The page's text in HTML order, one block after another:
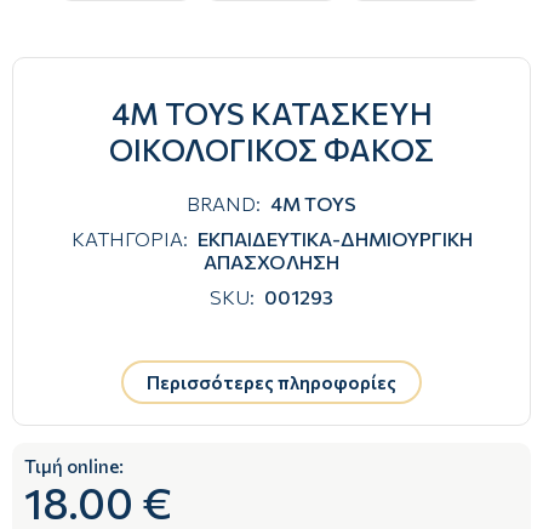
4M TOYS ΚΑΤΑΣΚΕΥΗ
ΟΙΚΟΛΟΓΙΚΟΣ ΦΑΚΟΣ
BRAND: 4M TOYS
ΚΑΤΗΓΟΡΙΑ: ΕΚΠΑΙΔΕΥΤΙΚΑ-ΔΗΜΙΟΥΡΓΙΚΗ
ΑΠΑΣΧΟΛΗΣΗ
SKU: 001293
Περισσότερες πληροφορίες
Τιμή online:
18.00 €